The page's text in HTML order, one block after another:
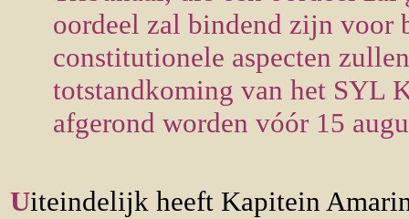
oordeel zal bindend zijn voor
constitutionele aspecten
totstandkoming van het SYL
afgerond worden vóór 15
Uiteindelijk heeft Kapitein